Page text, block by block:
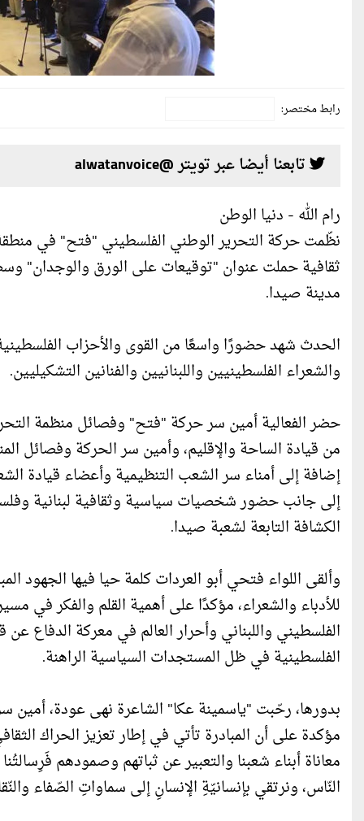
رابط مختصر:
تابعنا أيضا عبر تويتر @alwatanvoice
رام الله - دنيا الوطن
نظّمت حركة التحرير الوطني الفلسطيني "فتح" في
ثقافية حملت عنوان "توقيعات على الورق والوجدان"
مدينة صيدا.
الحدث شهد حضورًا واسعًا من القوى والأحزاب
والشعراء الفلسطينيين واللبنانيين والفنانين التشكيليين.
حضر الفعالية أمين سر حركة "فتح" وفصائل منظمة
من قيادة الساحة والإقليم، وأمين سر الحركة وفصائل
إضافة إلى أمناء سر الشعب التنظيمية وأعضاء قيادة
إلى جانب حضور شخصيات سياسية وثقافية لبنانية
الكشافة التابعة لشعبة صيدا.
وألقى اللواء فتحي أبو العردات كلمة حيا فيها الجهود
للأدباء والشعراء، مؤكدًا على أهمية القلم والفكر في
الفلسطيني واللبناني وأحرار العالم في معركة الدفاع
الفلسطينية في ظل المستجدات السياسية الراهنة.
بدورها، رحّبت "ياسمينة عكا" الشاعرة نهى عودة، أمين
مؤكدة على أن المبادرة تأتي في إطار تعزيز الحراك
معاناة أبناء شعبنا والتعبير عن ثباتهم وصمودهم
النّاس، ونرتقي بإنسانيّةِ الإنسانِ إلى سماواتِ الصّفاء